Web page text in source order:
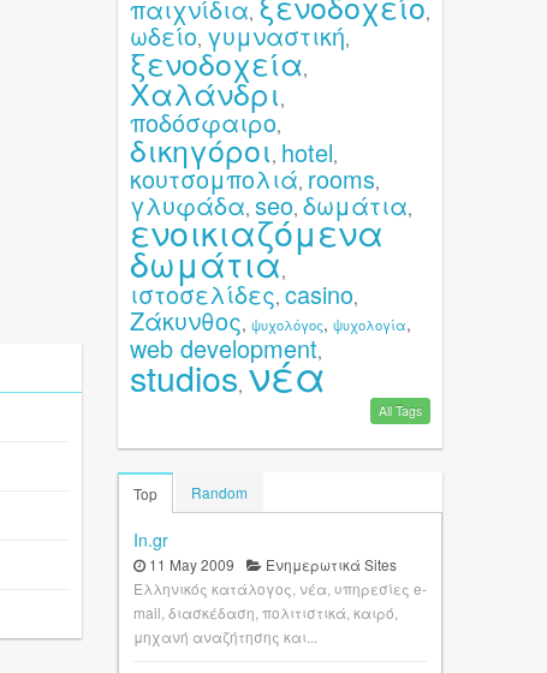
παιχνίδια, ,
ωδείο, γυμναστική,
ξενοδοχεία,
Χαλάνδρι,
ποδόσφαιρο,
δικηγόροι, hotel,
κουτσομπολιά, rooms,
γλυφάδα, seo, δωμάτια,
ενοικιαζόμενα
δωμάτια,
ιστοσελίδες, casino,
Ζάκυνθος, ψυχολόγος, ψυχολογία,
web development,
studios, νέα
All Tags
Top Random
In.gr
11 May 2009
Ενημερωτικά Sites
Ελληνικός κατάλογος, νέα, υπηρεσίες e-
mail, διασκέδαση, πολιτιστικά, καιρό,
μηχανή αναζήτησης και...